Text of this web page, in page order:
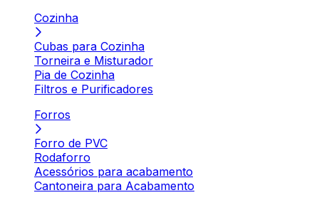
Cozinha
Cubas para Cozinha
Torneira e Misturador
Pia de Cozinha
Filtros e Purificadores
Forros
Forro de PVC
Rodaforro
Acessórios para acabamento
Cantoneira para Acabamento